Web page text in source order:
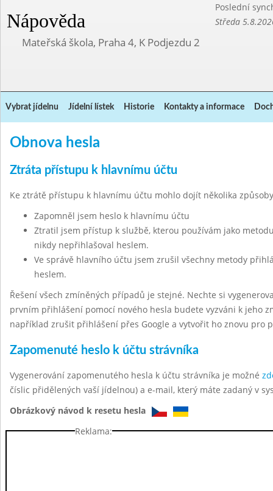
Nápověda
Poslední
Středa
Mateřská škola, Praha 4, K Podjezdu 2
Vybrat jídelnu Jídelní lístek Historie Kontakty a informace
Obnova hesla
Ztráta přístupu k hlavnímu účtu
Ke ztrátě přístupu k hlavnímu účtu mohlo dojít několika
Zapomněl jsem heslo k hlavnímu účtu
Ztratil jsem přístup k službě, kterou používám jako
nikdy nepřihlašoval heslem.
Ve správě hlavního účtu jsem zrušil všechny metody
heslem.
Řešení všech zmíněných případů je stejné. Nechte si
prvním přihlášení pomocí nového hesla budete vyzváni k jeho
například zrušit přihlášení přes Google a vytvořit ho znovu pro
Zapomenuté heslo k účtu strávníka
Vygenerování zapomenutého hesla k účtu strávníka je možné
číslic přidělených vaší jídelnou) a e-mail, který máte zadaný v
Obrázkový návod k resetu hesla
Reklama: